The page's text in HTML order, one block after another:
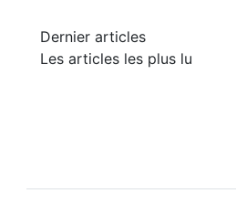
Dernier articles
Les articles les plus lu